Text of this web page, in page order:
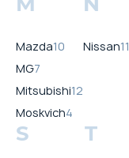
Mazda10
MG7
Mitsubishi12
Moskvich4
Nissan11
S T